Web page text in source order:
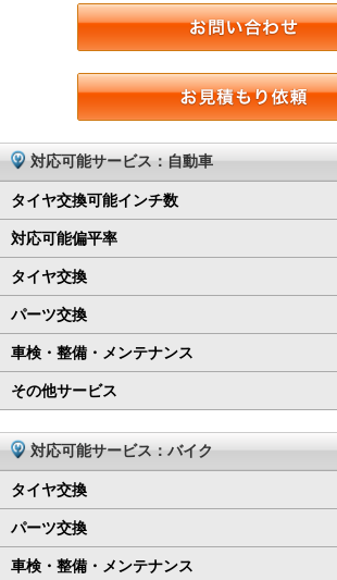
対応可能サービス：自動車
タイヤ交換可能インチ数
対応可能偏平率
タイヤ交換
パーツ交換
車検・整備・メンテナンス
その他サービス
対応可能サービス：バイク
タイヤ交換
パーツ交換
車検・整備・メンテナンス